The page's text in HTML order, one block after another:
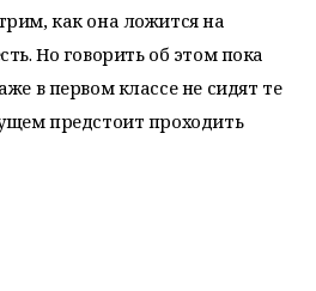
как она ложится на
Но говорить об этом пока
в первом классе не сидят те
предстоит проходить